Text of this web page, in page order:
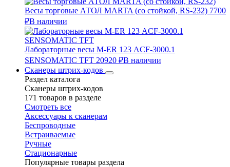
Весы торговые АТОЛ MARTA (со стойкой, RS-232) 7700
₽В наличии
Лабораторные весы M-ER 123 АCF-3000.1
SENSOMATIC TFT 20920 ₽В наличии
Сканеры штрих-кодов
Раздел каталога
Сканеры штрих-кодов
171 товаров в разделе
Смотреть все
Аксессуары к сканерам
Беспроводные
Встраиваемые
Ручные
Стационарные
Популярные товары раздела